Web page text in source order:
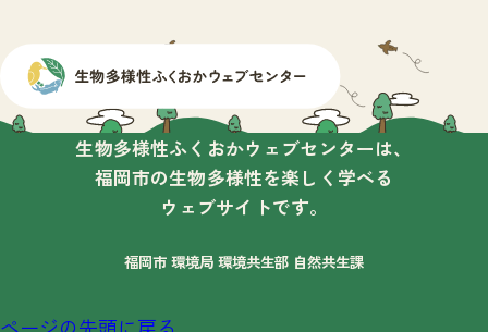
生物多様性ふくおかウェブセンターは、
福岡市の生物多様性を楽しく学べる
ウェブサイトです。
福岡市 環境局 環境共生部 自然共生課